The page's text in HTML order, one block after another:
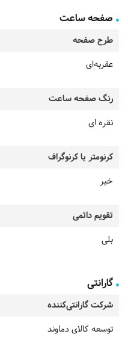
صفحه ساعت
طرح صفحه
عقربه‌ای
رنگ صفحه ساعت
نقره ای
کرنومتر یا کرنوگراف
خیر
تقویم دائمی
بلی
گارانتی
شرکت گارانتی‌کننده
توسعه کالای دماوند